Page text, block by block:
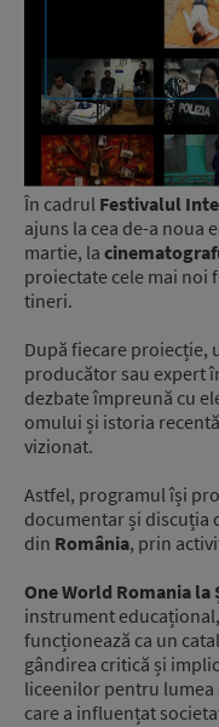
În cadrul Festivalul
ajuns la cea de-a noua
martie, la
proiectate cele mai noi
tineri.
După fiecare proiecție,
producător sau expert
dezbate împreună cu
omului și istoria
vizionat.
Astfel, programul își
documentar și discuția
din România, prin
One World Romania la
instrument
funcționează ca un
gândirea critică și
liceenilor pentru
care a influențat